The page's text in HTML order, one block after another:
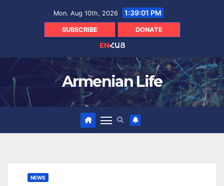
Mon. Aug 10th, 2026 1:39:02 PM
SUBSCRIBE DONATE
ENՀԱՅ
Armenian Life
NEWS